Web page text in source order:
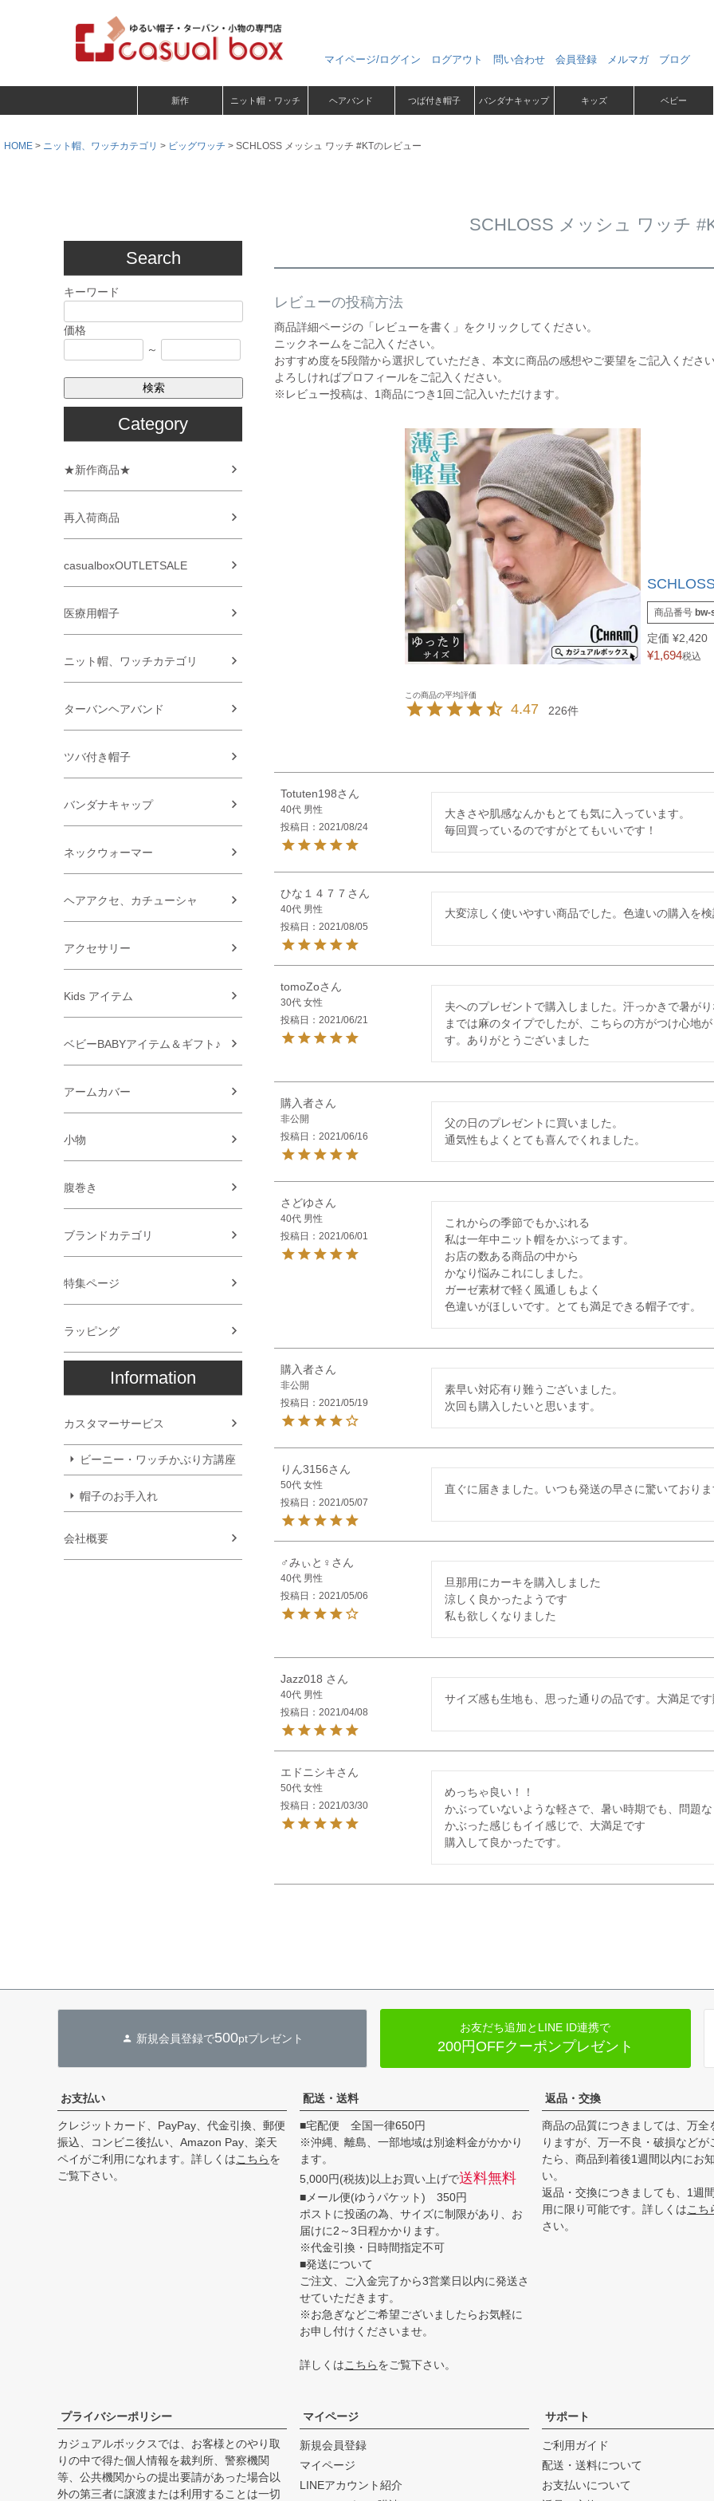
マイページ/ログイン ログアウト 問い合わせ 会員登録 メルマガ ブログ
新作 ニット帽・ワッチ ヘアバンド つば付き帽子 バンダナキャップ キッズ ベビー
HOME ニット帽、ワッチカテゴリ ビッグワッチ SCHLOSS メッシュ ワッチ #KTのレビュー
Search
キーワード
価格
～
検索
Category
★新作商品★
再入荷商品
casualboxOUTLETSALE
医療用帽子
ニット帽、ワッチカテゴリ
ターバンヘアバンド
ツバ付き帽子
バンダナキャップ
ネックウォーマー
ヘアアクセ、カチューシャ
アクセサリー
Kids アイテム
ベビーBABYアイテム＆ギフト♪
アームカバー
小物
腹巻き
ブランドカテゴリ
特集ページ
ラッピング
Information
カスタマーサービス
ビーニー・ワッチかぶり方講座
帽子のお手入れ
会社概要
SCHLOSS メッシュ ワッチ
レビューの投稿方法
商品詳細ページの「レビューを書く」をクリックしてください。
ニックネームをご記入ください。
おすすめ度を5段階から選択していただき、本文に商品の感想やご要望をご記入くださ
よろしければプロフィールをご記入ください。
※レビュー投稿は、1商品につき1回ご記入いただけます。
商品番号 bw-
定価 ¥2,420
¥1,694税込
4.47 226
Totuten198
40代 男性
投稿日
2021/08/24
大きさや肌感なんかもとても気に入っています。
毎回買っているのですがとてもいいです！
ひな１４７７
40代 男性
投稿日
2021/08/05
大変涼しく使いやすい商品でした。色違いの購入を
tomoZo
30代 女性
投稿日
2021/06/21
夫へのプレゼントで購入しました。汗っかきで暑が
までは麻のタイプでしたが、こちらの方がつけ心地
す。ありがとうございました
購入者
非公開
投稿日
2021/06/16
父の日のプレゼントに買いました。
通気性もよくとても喜んでくれました。
さどゆ
40代 男性
投稿日
2021/06/01
これからの季節でもかぶれる
私は一年中ニット帽をかぶってます。
お店の数ある商品の中から
かなり悩みこれにしました。
ガーゼ素材で軽く風通しもよく
色違いがほしいです。とても満足できる帽子です。
購入者
非公開
投稿日
2021/05/19
素早い対応有り難うございました。
次回も購入したいと思います。
りん3156
50代 女性
投稿日
2021/05/07
直ぐに届きました。いつも発送の早さに驚いており
♂みぃと♀
40代 男性
投稿日
2021/05/06
旦那用にカーキを購入しました
涼しく良かったようです
私も欲しくなりました
Jazz018
40代 男性
投稿日
2021/04/08
エドニシキ
50代 女性
投稿日
2021/03/30
めっちゃ良い！！
かぶっていないような軽さで、暑い時期でも、問題
かぶった感じもイイ感じで、大満足です
購入して良かったです。
新規会員登録で500ptプレゼント
お友だち追加とLINE ID連携で
200円OFFクーポンプレゼント
お支払い
クレジットカード、PayPay、代金引換、郵便
振込、コンビニ後払い、Amazon Pay、楽天
ペイがご利用になれます。詳しくはこちらを
ご覧下さい。
配送・送料
■宅配便 全国一律650円
※沖縄、離島、一部地域は別途料金がかかり
ます。
5,000円(税抜)以上お買い上げで送料無料
■メール便(ゆうパケット) 350円
ポストに投函の為、サイズに制限があり、お
届けに2～3日程かかります。
※代金引換・日時間指定不可
■発送について
ご注文、ご入金完了から3営業日以内に発送さ
せていただきます。
※お急ぎなどご希望ございましたらお気軽に
お申し付けくださいませ。
詳しくはこちらをご覧下さい。
返品・交換
商品の品質につきましては、万全
りますが、万一不良・破損などが
たら、商品到着後1週間以内にお
い。
返品・交換につきましても、1週
用に限り可能です。詳しくはこち
さい。
プライバシーポリシー
カジュアルボックスでは、お客様とのやり取
りの中で得た個人情報を裁判所、警察機関
等、公共機関からの提出要請があった場合以
外の第三者に譲渡または利用することは一切
マイページ
新規会員登録
マイページ
LINEアカウント紹介
サポート
ご利用ガイド
配送・送料について
お支払いについて